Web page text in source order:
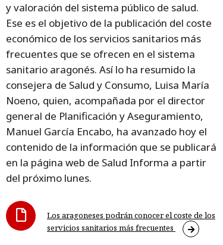
y valoración del sistema público de salud.
Ese es el objetivo de la publicación del coste
económico de los servicios sanitarios más
frecuentes que se ofrecen en el sistema
sanitario aragonés. Así lo ha resumido la
consejera de Salud y Consumo, Luisa María
Noeno, quien, acompañada por el director
general de Planificación y Aseguramiento,
Manuel García Encabo, ha avanzado hoy el
contenido de la información que se publicará
en la página web de Salud Informa a partir
del próximo lunes.
Los aragoneses podrán conocer el coste de los
servicios sanitarios más frecuentes